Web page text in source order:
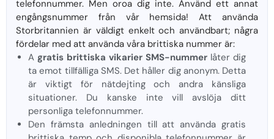
telefonnummer. Men oroa dig inte. Använd ett annat
engångsnummer från vår hemsida! Att använda
Storbritannien är väldigt enkelt och användbart; några
fördelar med att använda våra brittiska nummer är:
A gratis brittiska vikarier SMS-nummer låter dig
ta emot tillfälliga SMS. Det håller dig anonym. Detta
är viktigt för nätdejting och andra känsliga
situationer. Du kanske inte vill avslöja ditt
personliga telefonnummer.
Den främsta anledningen till att använda gratis